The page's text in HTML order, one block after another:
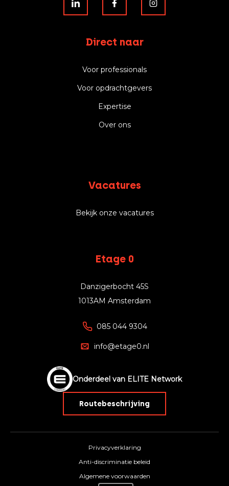
Direct naar
Voor professionals
Voor opdrachtgevers
Expertise
Over ons
Vacatures
Bekijk onze vacatures
Etage 0
Danzigerbocht 45S
1013AM Amsterdam
085 044 9304
info@etage0.nl
Onderdeel van ELITE Network
Routebeschrijving
Privacyverklaring
Anti-discriminatie beleid
Algemene voorwaarden